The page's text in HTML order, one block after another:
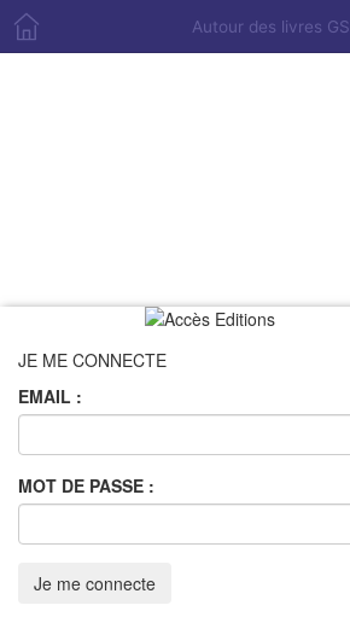
Autour des livres GS